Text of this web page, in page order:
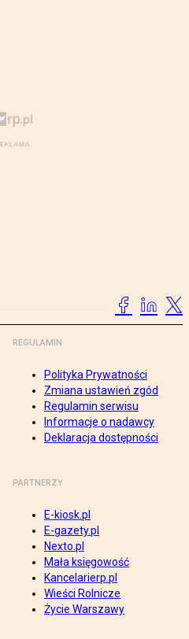
REGULAMIN
Polityka Prywatności
Zmiana ustawień zgód
Regulamin serwisu
Informacje o nadawcy
Deklaracja dostępności
PARTNERZY
E-kiosk.pl
E-gazety.pl
Nexto.pl
Mała księgowość
Kancelarierp.pl
Wieści Rolnicze
Życie Warszawy